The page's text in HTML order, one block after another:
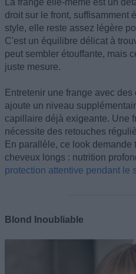
La frange elle-même est un
droit sur le front, suffisamment
style, elle reste assez légère
C'est un équilibre délicat à
peut sembler étouffante, mais
juste mesure.
Entretenir une frange avec
ajoute un niveau
capillaire déjà exigeante. Une
nécessite des retouches
En parallèle, ce look
cheveux longs : nutrition
protection attentive pendant le
Blond Inoubliable